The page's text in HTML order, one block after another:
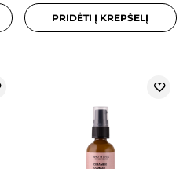
PRIDĖTI Į KREPŠELĮ